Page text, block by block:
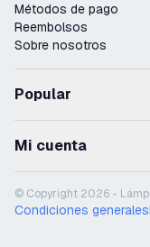
Métodos de pago
Reembolsos
Sobre nosotros
Popular
Mi cuenta
© Copyright 2026 -
Condiciones generales